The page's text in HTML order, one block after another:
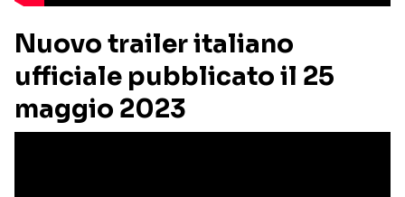
Nuovo trailer italiano
ufficiale pubblicato il 25
maggio 2023